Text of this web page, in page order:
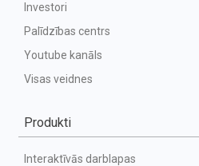
Investori
Palīdzības centrs
Youtube kanāls
Visas veidnes
Produkti
Interaktīvās darblapas